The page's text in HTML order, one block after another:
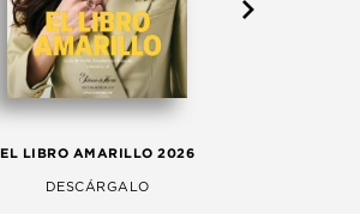
EL LIBRO AMARILLO 2026
DESCÁRGALO